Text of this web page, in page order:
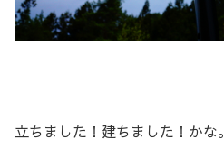
立ちました！建ちました！かな。